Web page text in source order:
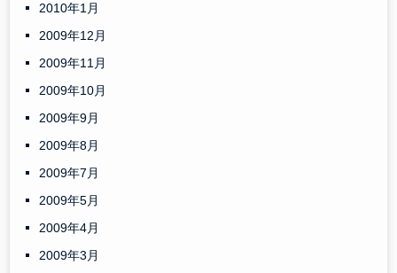
2010年1月
2009年12月
2009年11月
2009年10月
2009年9月
2009年8月
2009年7月
2009年5月
2009年4月
2009年3月